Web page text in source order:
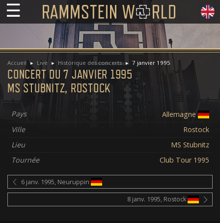
☰
Accueil Live Historique des concerts 7 janvier 1995
CONCERT DU 7 JANVIER 1995
MS STUBNITZ, ROSTOCK
Pays
Allemagne
Ville
Rostock
Lieu
MS Stubnitz
Tournée
Club Tour 1995
6 janv. 1995, Neuruppin
8 janv. 1995, Rostock